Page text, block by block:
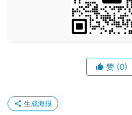
赞 (0)
生成海报